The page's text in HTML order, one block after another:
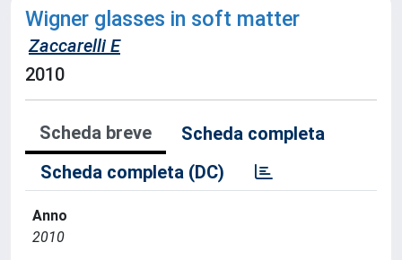
Wigner glasses in soft matter
Zaccarelli E
2010
Scheda breve
Scheda completa
Scheda completa (DC)
Anno
2010